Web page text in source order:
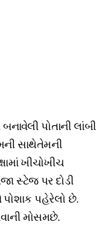
પોતાની લાંબી
સાથેતેમની
ખીચોખીચ
સ્ટેજ પર દોડી
પહેરેલો છે.
મોસમછે.